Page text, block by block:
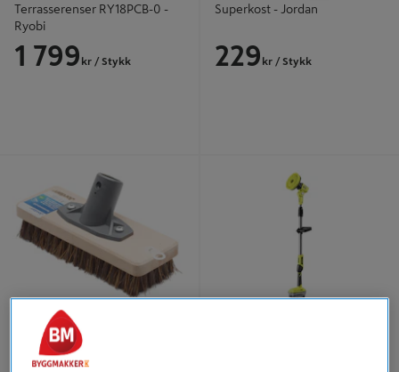
Terrasserenser RY18PCB-0 -
Ryobi
1 799 kr / Stykk
Superkost - Jordan
229 kr / Stykk
Terrasseskrubb Med gjenger -
Jordan
179kr/ Stykk